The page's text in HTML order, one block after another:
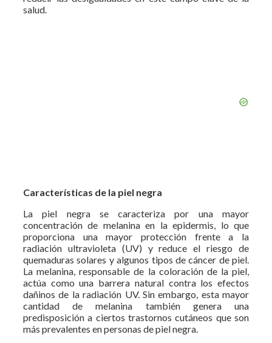
salud.
Características de la piel negra
La piel negra se caracteriza por una mayor
concentración de melanina en la epidermis, lo que
proporciona una mayor protección frente a la
radiación ultravioleta (UV) y reduce el riesgo de
quemaduras solares y algunos tipos de cáncer de piel.
La melanina, responsable de la coloración de la piel,
actúa como una barrera natural contra los efectos
dañinos de la radiación UV. Sin embargo, esta mayor
cantidad de melanina también genera una
predisposición a ciertos trastornos cutáneos que son
más prevalentes en personas de piel negra.